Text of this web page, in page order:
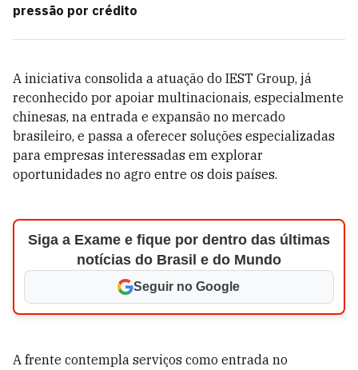
pressão por crédito
A iniciativa consolida a atuação do IEST Group, já
reconhecido por apoiar multinacionais, especialmente
chinesas, na entrada e expansão no mercado
brasileiro, e passa a oferecer soluções especializadas
para empresas interessadas em explorar
oportunidades no agro entre os dois países.
Siga a Exame e fique por dentro das últimas
notícias do Brasil e do Mundo
Seguir no Google
A frente contempla serviços como entrada no